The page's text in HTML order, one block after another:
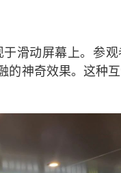
滑动屏幕上。参
的神奇效果。这种